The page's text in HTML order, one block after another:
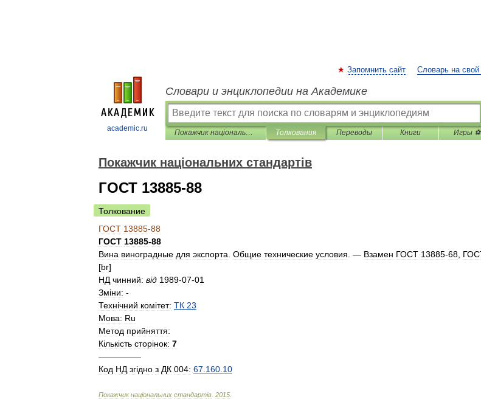
academic.ru
Запомнить сайт Словарь на свой
Словари и энциклопедии на Академике
Покажчик національних стандартів Толкования Переводы Книги Игры ⚽
Покажчик національних стандартів
ГОСТ 13885-88
Толкование
ГОСТ 13885-88
ГОСТ 13885-88
Вина виноградные для экспорта Общие технические условия . — Взамен ГОСТ 13885-68
[br]
НД чинний: від 1989-07-01
Зміни: -
Технічний комітет: ТК 23
Мова: Ru
Метод прийняття:
Кількість сторінок: 7
—————
Код НД згідно з ДК 004: 67 160 10
Покажчик національних стандартів 2015